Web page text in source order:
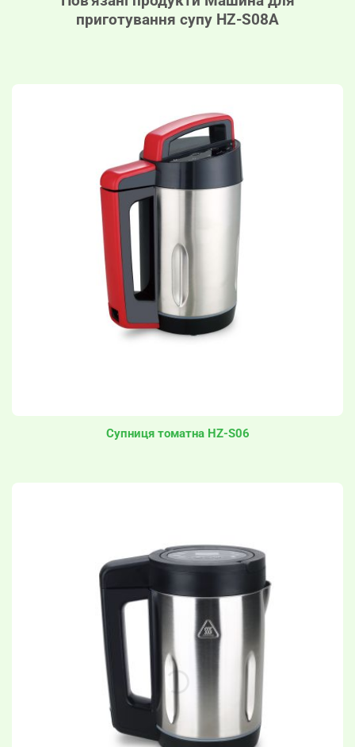
приготування супу HZ-S08A
Супниця томатна HZ-S06